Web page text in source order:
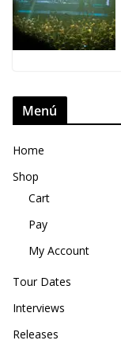
Menú
Home
Shop
Cart
Pay
My Account
Tour Dates
Interviews
Releases